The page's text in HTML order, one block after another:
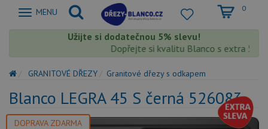
Zobrazit
MENU 0
Užijte si dodatečnou 5% slevu!
Dopřejte si kvalitu Blanco s extra 5%
GRANITOVÉ DŘEZY Granitové dřezy s odkapem
Blanco LEGRA 45 S černá 526083
DOPRAVA ZDARMA